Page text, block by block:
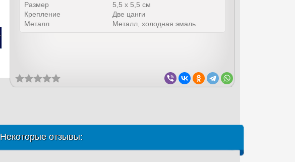
Размер
5,5 x 5,5 см
Крепление
Две цанги
Металл
Металл, холодная эмаль
Некоторые отзывы: